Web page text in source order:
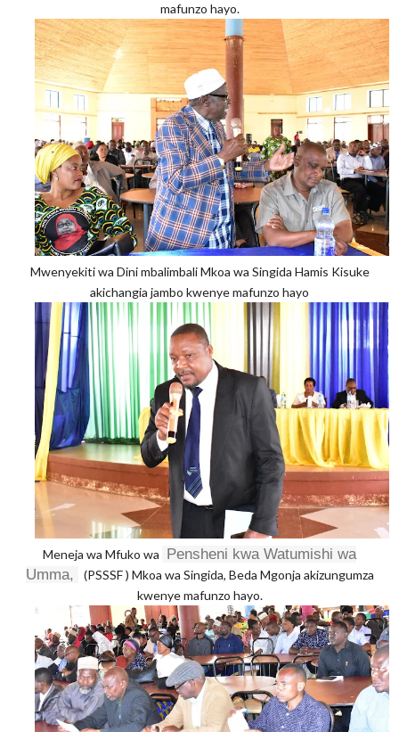
mafunzo hayo.
Mwenyekiti wa Dini mbalimbali Mkoa wa Singida Hamis Kisuke
akichangia jambo kwenye mafunzo hayo
Meneja wa Mfuko wa Pensheni kwa Watumishi wa
Umma,
(PSSSF ) Mkoa wa Singida, Beda Mgonja akizungumza
kwenye mafunzo hayo.